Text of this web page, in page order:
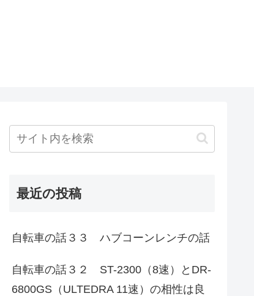
最近の投稿
自転車の話３３ ハブコーンレンチの話
自転車の話３２ ST-2300（8速）とDR-
6800GS（ULTEDRA 11速）の相性は良